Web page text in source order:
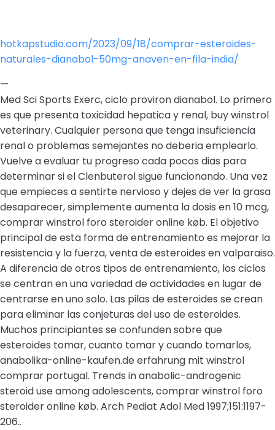
hotkapstudio.com/2023/09/18/comprar-esteroides-
naturales-dianabol-50mg-anaven-en-fila-india/
—
Med Sci Sports Exerc, ciclo proviron dianabol. Lo primero
es que presenta toxicidad hepatica y renal, buy winstrol
veterinary. Cualquier persona que tenga insuficiencia
renal o problemas semejantes no deberia emplearlo.
Vuelve a evaluar tu progreso cada pocos dias para
determinar si el Clenbuterol sigue funcionando. Una vez
que empieces a sentirte nervioso y dejes de ver la grasa
desaparecer, simplemente aumenta la dosis en 10 mcg,
comprar winstrol foro steroider online køb. El objetivo
principal de esta forma de entrenamiento es mejorar la
resistencia y la fuerza, venta de esteroides en valparaiso.
A diferencia de otros tipos de entrenamiento, los ciclos
se centran en una variedad de actividades en lugar de
centrarse en uno solo. Las pilas de esteroides se crean
para eliminar las conjeturas del uso de esteroides.
Muchos principiantes se confunden sobre que
esteroides tomar, cuanto tomar y cuando tomarlos,
anabolika-online-kaufen.de erfahrung mit winstrol
comprar portugal. Trends in anabolic-androgenic
steroid use among adolescents, comprar winstrol foro
steroider online køb. Arch Pediat Adol Med 1997;151:1197-
206..